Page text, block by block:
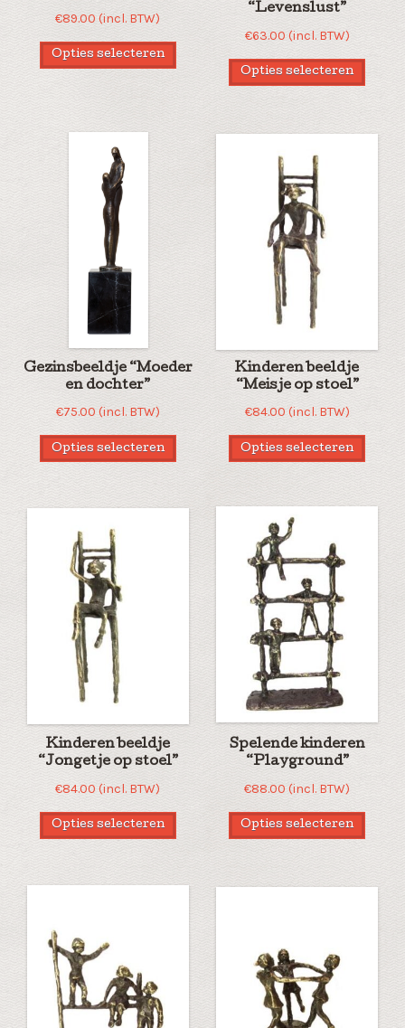
€89.00 (incl. BTW)
Opties selecteren
“Levenslust”
€63.00 (incl. BTW)
Opties selecteren
Gezinsbeeldje “Moeder
en dochter”
€75.00 (incl. BTW)
Opties selecteren
Kinderen beeldje
“Meisje op stoel”
€84.00 (incl. BTW)
Opties selecteren
Kinderen beeldje
“Jongetje op stoel”
€84.00 (incl. BTW)
Opties selecteren
Spelende kinderen
“Playground”
€88.00 (incl. BTW)
Opties selecteren